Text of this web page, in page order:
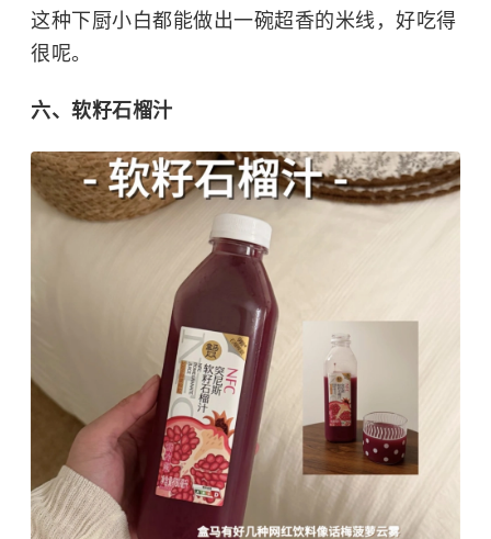
这种下厨小白都能做出一碗超香的米线，好吃得
很呢。
六、软籽石榴汁